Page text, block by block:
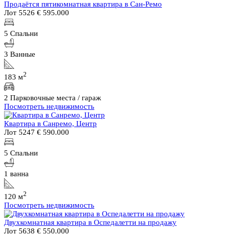
Продаётся пятикомнатная квартира в Сан-Ремо
Лот 5526 € 595.000
5 Спальни
3 Ванные
183 м2
2 Парковочные места / гараж
Посмотреть недвижимость
Квартира в Санремо, Центр
Лот 5247 € 590.000
5 Спальни
1 ванна
120 м2
Посмотреть недвижимость
Двухкомнатная квартира в Оспедалетти на продажу
Лот 5638 € 550.000